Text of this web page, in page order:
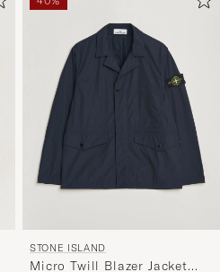
STONE ISLAND
Micro Twill Blazer Jacket